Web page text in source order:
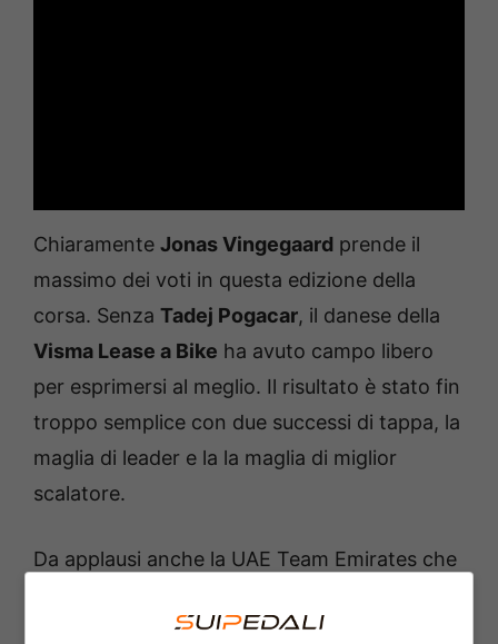
Chiaramente Jonas Vingegaard prende il
massimo dei voti in questa edizione della
corsa. Senza Tadej Pogacar, il danese della
Visma Lease a Bike ha avuto campo libero
per esprimersi al meglio. Il risultato è stato fin
troppo semplice con due successi di tappa, la
maglia di leader e la la maglia di miglior
scalatore.
Da applausi anche la UAE Team Emirates che
, poi secondo nella generale, ma